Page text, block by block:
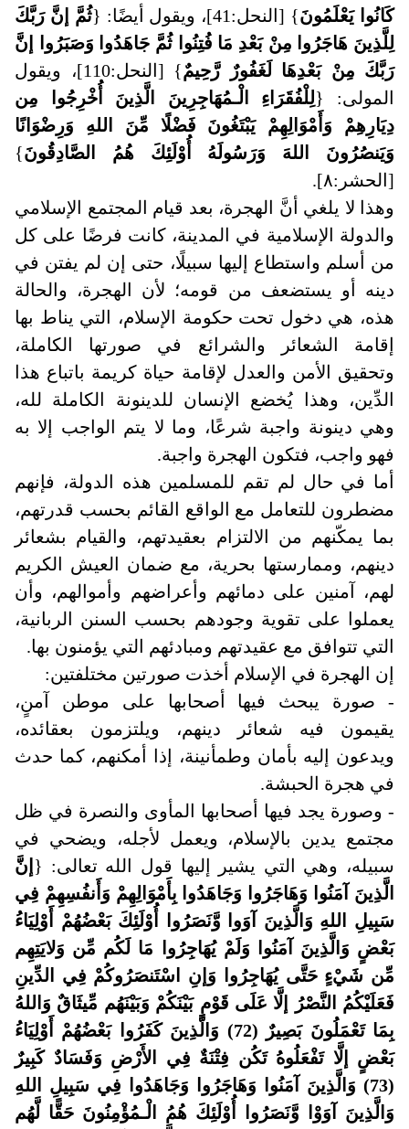
كَانُوا يَعْلَمُونَ} [النحل:41]، ويقول أيضًا: {
ثُمَّ إنَّ رَبَّكَ
لِلَّذِينَ هَاجَرُوا مِنْ بَعْدِ مَا فُتِنُوا ثُمَّ جَاهَدُوا وَصَبَرُوا إنَّ
رَبَّكَ مِنْ بَعْدِهَا لَغَفُورٌ رَّحِيمٌ
} [النحل:110]، ويقول
المولى: {لِلْفُقَرَاءِ الْـمُهَاجِرِينَ الَّذِينَ أُخْرِجُوا مِن
دِيَارِهِمْ وَأَمْوَالِهِمْ يَبْتَغُونَ فَضْلًا مِّنَ اللهِ وَرِضْوَانًا
وَيَنصُرُونَ اللهَ وَرَسُولَهُ أُوْلَئِكَ هُمُ الصَّادِقُونَ}
[الحشر:٨]
.
وهذا لا يلغي أنَّ الهجرة، بعد قيام المجتمع الإسلامي
والدولة الإسلامية في المدينة، كانت فرضًا على كل
من أسلم واستطاع إليها سبيلًا، حتى إن لم يفتن في
دينه أو يستضعف من قومه؛ لأن الهجرة، والحالة
هذه، هي دخول تحت حكومة الإسلام، التي يناط بها
إقامة الشعائر والشرائع في صورتها الكاملة،
وتحقيق الأمن والعدل لإقامة حياة كريمة باتباع هذا
الدِّين، وهذا يُخضع الإنسان للدينونة الكاملة لله،
وهي دينونة واجبة شرعًا، وما لا يتم الواجب إلا به
فهو واجب، فتكون الهجرة واجبة.
أما في حال لم تقم للمسلمين هذه الدولة، فإنهم
مضطرون للتعامل مع الواقع القائم بحسب قدرتهم،
بما يمكّنهم من الالتزام بعقيدتهم، والقيام بشعائر
دينهم، وممارستها بحرية، مع ضمان العيش الكريم
لهم، آمنين على دمائهم وأعراضهم وأموالهم، وأن
يعملوا على تقوية وجودهم بحسب السنن الربانية،
التي تتوافق مع عقيدتهم ومبادئهم التي يؤمنون بها.
إن الهجرة في الإسلام أخذت صورتين مختلفتين:
- صورة يبحث فيها أصحابها على موطن آمنٍ،
يقيمون فيه شعائر دينهم، ويلتزمون بعقائده،
ويدعون إليه بأمان وطمأنينة، إذا أمكنهم، كما حدث
في هجرة الحبشة.
- وصورة يجد فيها أصحابها المأوى والنصرة في ظل
مجتمع يدين بالإسلام، ويعمل لأجله، ويضحي في
سبيله، وهي التي يشير إليها قول الله تعالى: { إنَّ
الَّذِينَ آمَنُوا وَهَاجَرُوا وَجَاهَدُوا بِأَمْوَالِهِمْ وَأَنفُسِهِمْ فِي
سَبِيلِ اللهِ وَالَّذِينَ آوَوا وَّنَصَرُوا أُوْلَئِكَ بَعْضُهُمْ أَوْلِيَاءُ
بَعْضٍ وَالَّذِينَ آمَنُوا وَلَمْ يُهَاجِرُوا مَا لَكُم مِّن وَلايَتِهِم
مِّن شَيْءٍ حَتَّى يُهَاجِرُوا وَإنِ اسْتَنصَرُوكُمْ فِي الدِّينِ
فَعَلَيْكُمُ النَّصْرُ إلَّا عَلَى قَوْمٍ بَيْنَكُمْ وَبَيْنَهُم مِّيثَاقٌ وَاللهُ
بِمَا تَعْمَلُونَ بَصِيرٌ (72) وَالَّذِينَ كَفَرُوا بَعْضُهُمْ أَوْلِيَاءُ
بَعْضٍ إلَّا تَفْعَلُوهُ تَكُن فِتْنَةٌ فِي الأَرْضِ وَفَسَادٌ كَبِيرٌ
(73) وَالَّذِينَ آمَنُوا وَهَاجَرُوا وَجَاهَدُوا فِي سَبِيلِ اللهِ
وَالَّذِينَ آوَوْا وَّنَصَرُوا أُوْلَئِكَ هُمُ الْـمُؤْمِنُونَ حَقًّا لَّهُم